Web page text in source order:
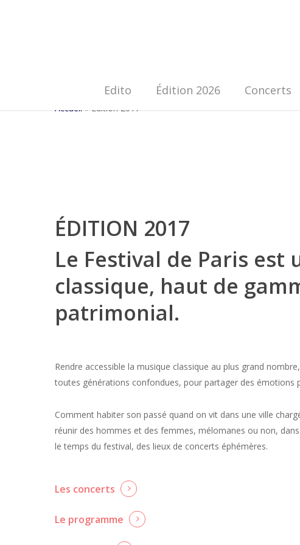
Edito Édition 2026 Concerts
Accueil » Édition 2017
ÉDITION 2017
Le Festival de Paris est
classique, haut de
patrimonial.
Rendre accessible la musique classique au plus grand
toutes générations confondues, pour partager des émotions
Comment habiter son passé quand on vit dans une ville
réunir des hommes et des femmes, mélomanes ou non,
le temps du festival, des lieux de concerts éphémères.
Les concerts
Le programme